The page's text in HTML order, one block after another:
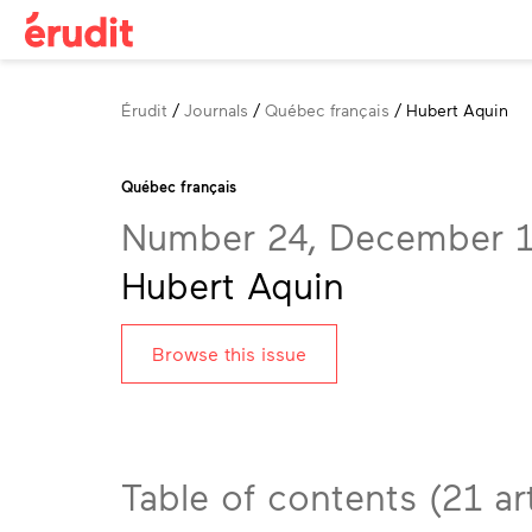
Breadcrumb
Érudit Journals Québec français Hubert Aquin
Québec français
Number 24, December
Hubert Aquin
Browse this issue
Table of contents (21